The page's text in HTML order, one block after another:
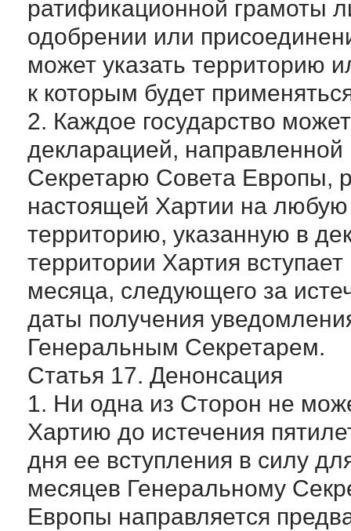
ратификационной грамоты
одобрении или
может указать территорию
к которым будет
2. Каждое государство
декларацией,
Секретарю Совета Европы,
настоящей Хартии на любую
территорию, указанную в
территории Хартия
месяца, следующего за
даты получения
Генеральным Секретарем.
Статья 17. Денонсация
1. Ни одна из Сторон не
Хартию до истечения
дня ее вступления в силу
месяцев Генеральному
Европы направляется